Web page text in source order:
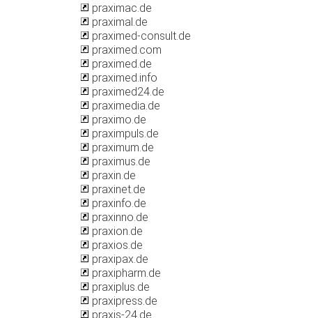
praximac.de
praximal.de
praximed-consult.de
praximed.com
praximed.de
praximed.info
praximed24.de
praximedia.de
praximo.de
praximpuls.de
praximum.de
praximus.de
praxin.de
praxinet.de
praxinfo.de
praxinno.de
praxion.de
praxios.de
praxipax.de
praxipharm.de
praxiplus.de
praxipress.de
praxis-24.de